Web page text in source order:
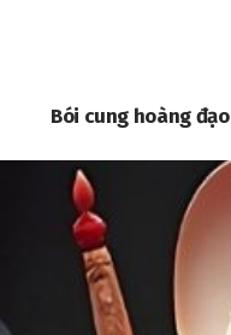
Bói cung hoàng đạo